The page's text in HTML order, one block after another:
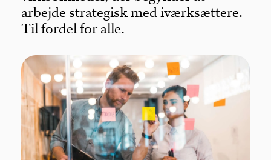
arbejde strategisk med iværksættere.
Til fordel for alle.